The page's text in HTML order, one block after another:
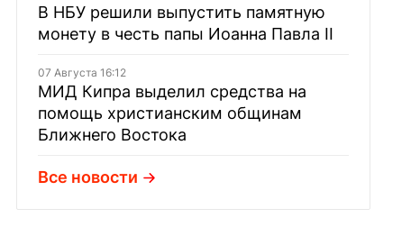
В НБУ решили выпустить памятную
монету в честь папы Иоанна Павла II
07 Августа 16:12
МИД Кипра выделил средства на
помощь христианским общинам
Ближнего Востока
Все новости